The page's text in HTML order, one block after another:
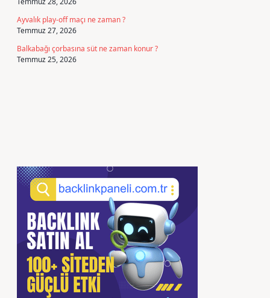
Ayvalık play-off maçı ne zaman ?
Temmuz 27, 2026
Balkabağı çorbasına süt ne zaman konur ?
Temmuz 25, 2026